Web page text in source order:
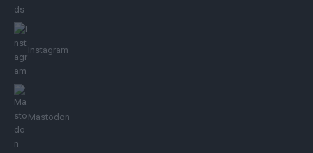
Instagram
Mastodon